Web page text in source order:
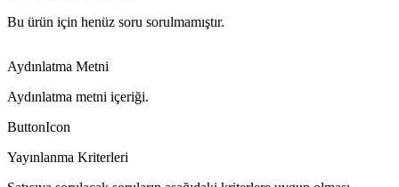
Bu ürün için henüz soru sorulmamıştır.
Aydınlatma Metni
Aydınlatma metni içeriği.
ButtonIcon
Yayınlanma Kriterleri